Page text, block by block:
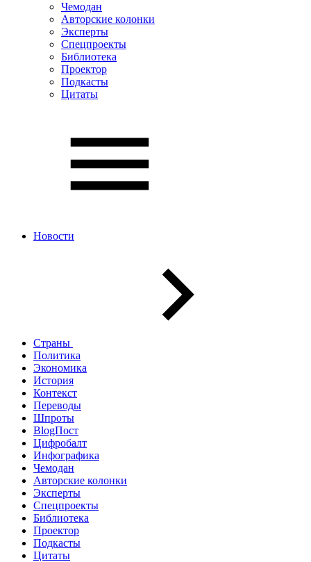
Чемодан
Авторские колонки
Эксперты
Спецпроекты
Библиотека
Проектор
Подкасты
Цитаты
Новости
Страны
Политика
Экономика
История
Контекст
Переводы
Шпроты
BlogПост
Цифробалт
Инфографика
Чемодан
Авторские колонки
Эксперты
Спецпроекты
Библиотека
Проектор
Подкасты
Цитаты